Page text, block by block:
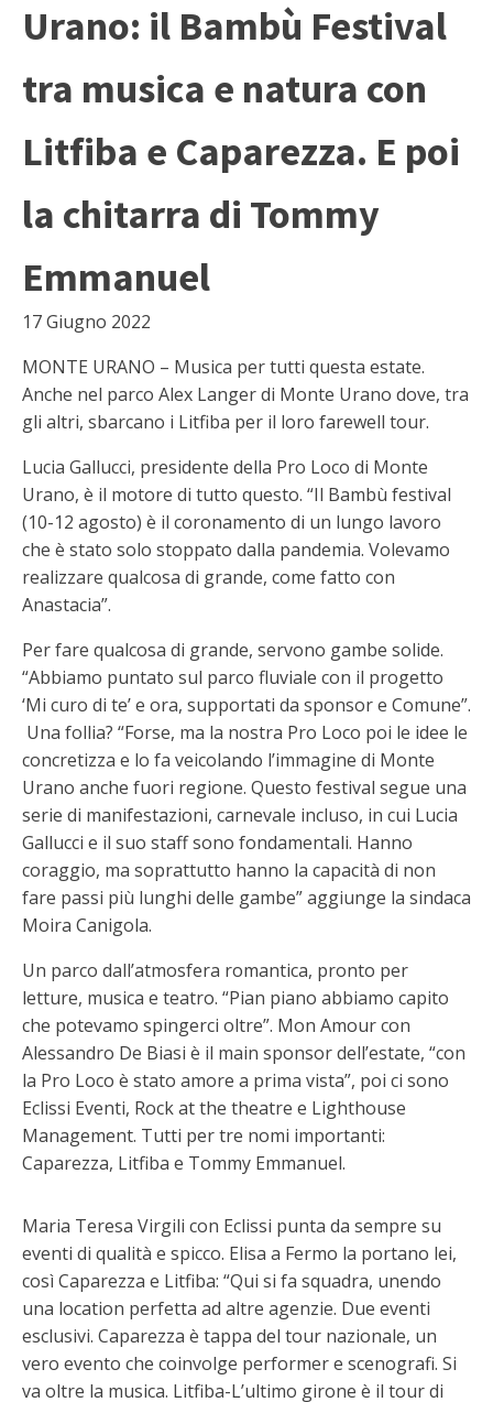
Urano: il Bambù Festival
tra musica e natura con
Litfiba e Caparezza. E poi
la chitarra di Tommy
Emmanuel
17 Giugno 2022
MONTE URANO – Musica per tutti questa estate.
Anche nel parco Alex Langer di Monte Urano dove, tra
gli altri, sbarcano i Litfiba per il loro farewell tour.
Lucia Gallucci, presidente della Pro Loco di Monte
Urano, è il motore di tutto questo. “Il Bambù festival
(10-12 agosto) è il coronamento di un lungo lavoro
che è stato solo stoppato dalla pandemia. Volevamo
realizzare qualcosa di grande, come fatto con
Anastacia”.
Per fare qualcosa di grande, servono gambe solide.
“Abbiamo puntato sul parco fluviale con il progetto
‘Mi curo di te’ e ora, supportati da sponsor e Comune”.
Una follia? “Forse, ma la nostra Pro Loco poi le idee le
concretizza e lo fa veicolando l’immagine di Monte
Urano anche fuori regione. Questo festival segue una
serie di manifestazioni, carnevale incluso, in cui Lucia
Gallucci e il suo staff sono fondamentali. Hanno
coraggio, ma soprattutto hanno la capacità di non
fare passi più lunghi delle gambe” aggiunge la sindaca
Moira Canigola.
Un parco dall’atmosfera romantica, pronto per
letture, musica e teatro. “Pian piano abbiamo capito
che potevamo spingerci oltre”. Mon Amour con
Alessandro De Biasi è il main sponsor dell’estate, “con
la Pro Loco è stato amore a prima vista”, poi ci sono
Eclissi Eventi, Rock at the theatre e Lighthouse
Management. Tutti per tre nomi importanti:
Caparezza, Litfiba e Tommy Emmanuel.
Maria Teresa Virgili con Eclissi punta da sempre su
eventi di qualità e spicco. Elisa a Fermo la portano lei,
così Caparezza e Litfiba: “Qui si fa squadra, unendo
una location perfetta ad altre agenzie. Due eventi
esclusivi. Caparezza è tappa del tour nazionale, un
vero evento che coinvolge performer e scenografi. Si
va oltre la musica. Litfiba-L’ultimo girone è il tour di